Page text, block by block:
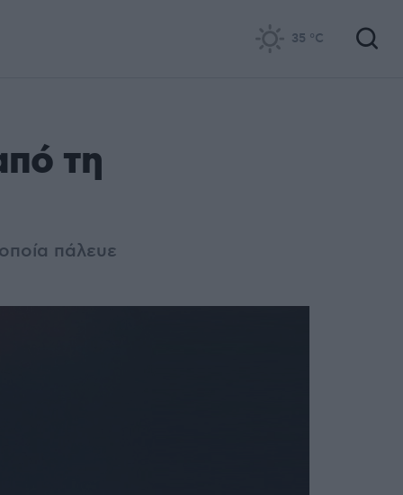
35 °C
τη
πάλευε